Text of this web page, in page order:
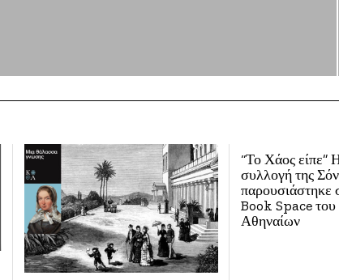
“Το Χάος είπε”
συλλογή της
Book Space
Αθηναίων